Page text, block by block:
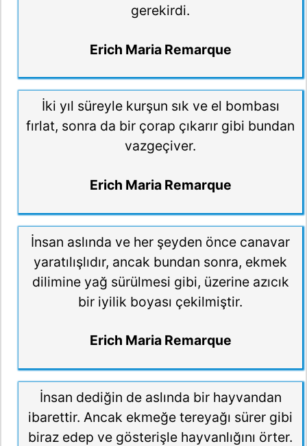
gerekirdi.
Erich Maria Remarque
İki yıl süreyle kurşun sık ve el bombası
fırlat, sonra da bir çorap çıkarır gibi bundan
vazgeçiver.
Erich Maria Remarque
İnsan aslında ve her şeyden önce canavar
yaratılışlıdır, ancak bundan sonra, ekmek
dilimine yağ sürülmesi gibi, üzerine azıcık
bir iyilik boyası çekilmiştir.
Erich Maria Remarque
İnsan dediğin de aslında bir hayvandan
ibarettir. Ancak ekmeğe tereyağı sürer gibi
biraz edep ve gösterişle hayvanlığını örter.